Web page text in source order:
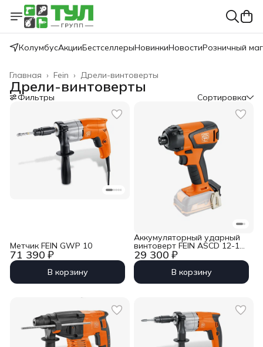
КолумбусАкцииБестселлерыНовинкиНовостиРозничный
Дрели-винтоверты
Fein ›
Главная ›
Дрели-винтоверты
Фильтры Сортировка
71 390 ₽
Метчик FEIN GWP 10
В корзину
29 300 ₽
Аккумуляторный ударный
винтоверт FEIN ASCD 12-150
W4 Select
В корзину